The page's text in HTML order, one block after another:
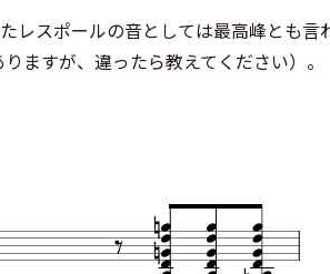
レスポールの音としては最高峰とも言
ますが、違ったら教えてください）。